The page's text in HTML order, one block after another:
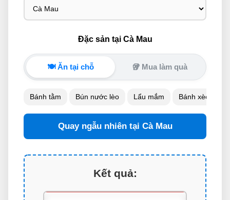
Đặc sản tại Cà Mau
🍽️ Ăn tại chỗ 🥡 Mua làm quà
Bánh tằm Bún nước lèo Lẩu mắm Bánh xèo
Quay ngẫu nhiên tại Cà Mau
Kết quả: